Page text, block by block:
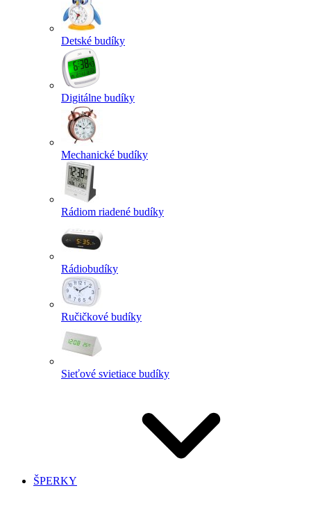
Detské budíky
Digitálne budíky
Mechanické budíky
Rádiom riadené budíky
Rádiobudíky
Ručičkové budíky
Sieťové svietiace budíky
ŠPERKY